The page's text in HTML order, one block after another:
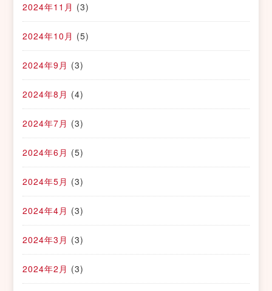
2024年11月 (3)
2024年10月 (5)
2024年9月 (3)
2024年8月 (4)
2024年7月 (3)
2024年6月 (5)
2024年5月 (3)
2024年4月 (3)
2024年3月 (3)
2024年2月 (3)